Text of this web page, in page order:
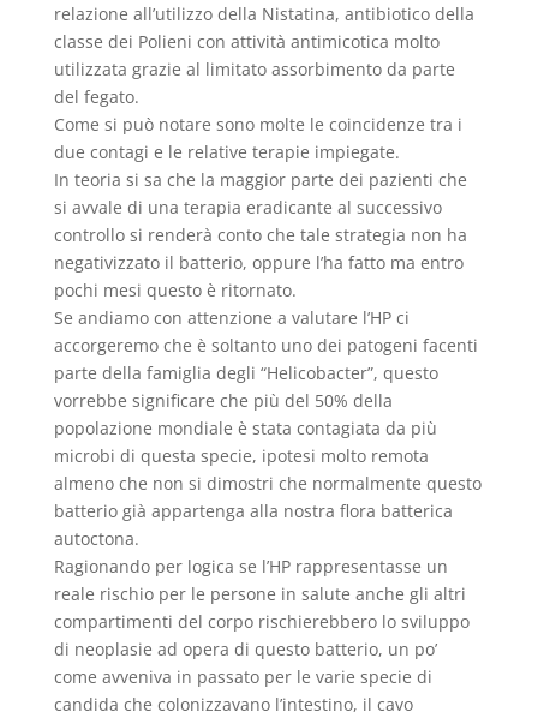
relazione all’utilizzo della Nistatina, antibiotico della
classe dei Polieni con attività antimicotica molto
utilizzata grazie al limitato assorbimento da parte
del fegato.
Come si può notare sono molte le coincidenze tra i
due contagi e le relative terapie impiegate.
In teoria si sa che la maggior parte dei pazienti che
si avvale di una terapia eradicante al successivo
controllo si renderà conto che tale strategia non ha
negativizzato il batterio, oppure l’ha fatto ma entro
pochi mesi questo è ritornato.
Se andiamo con attenzione a valutare l’HP ci
accorgeremo che è soltanto uno dei patogeni facenti
parte della famiglia degli “Helicobacter”, questo
vorrebbe significare che più del 50% della
popolazione mondiale è stata contagiata da più
microbi di questa specie, ipotesi molto remota
almeno che non si dimostri che normalmente questo
batterio già appartenga alla nostra flora batterica
autoctona.
Ragionando per logica se l’HP rappresentasse un
reale rischio per le persone in salute anche gli altri
compartimenti del corpo rischierebbero lo sviluppo
di neoplasie ad opera di questo batterio, un po’
come avveniva in passato per le varie specie di
candida che colonizzavano l’intestino, il cavo